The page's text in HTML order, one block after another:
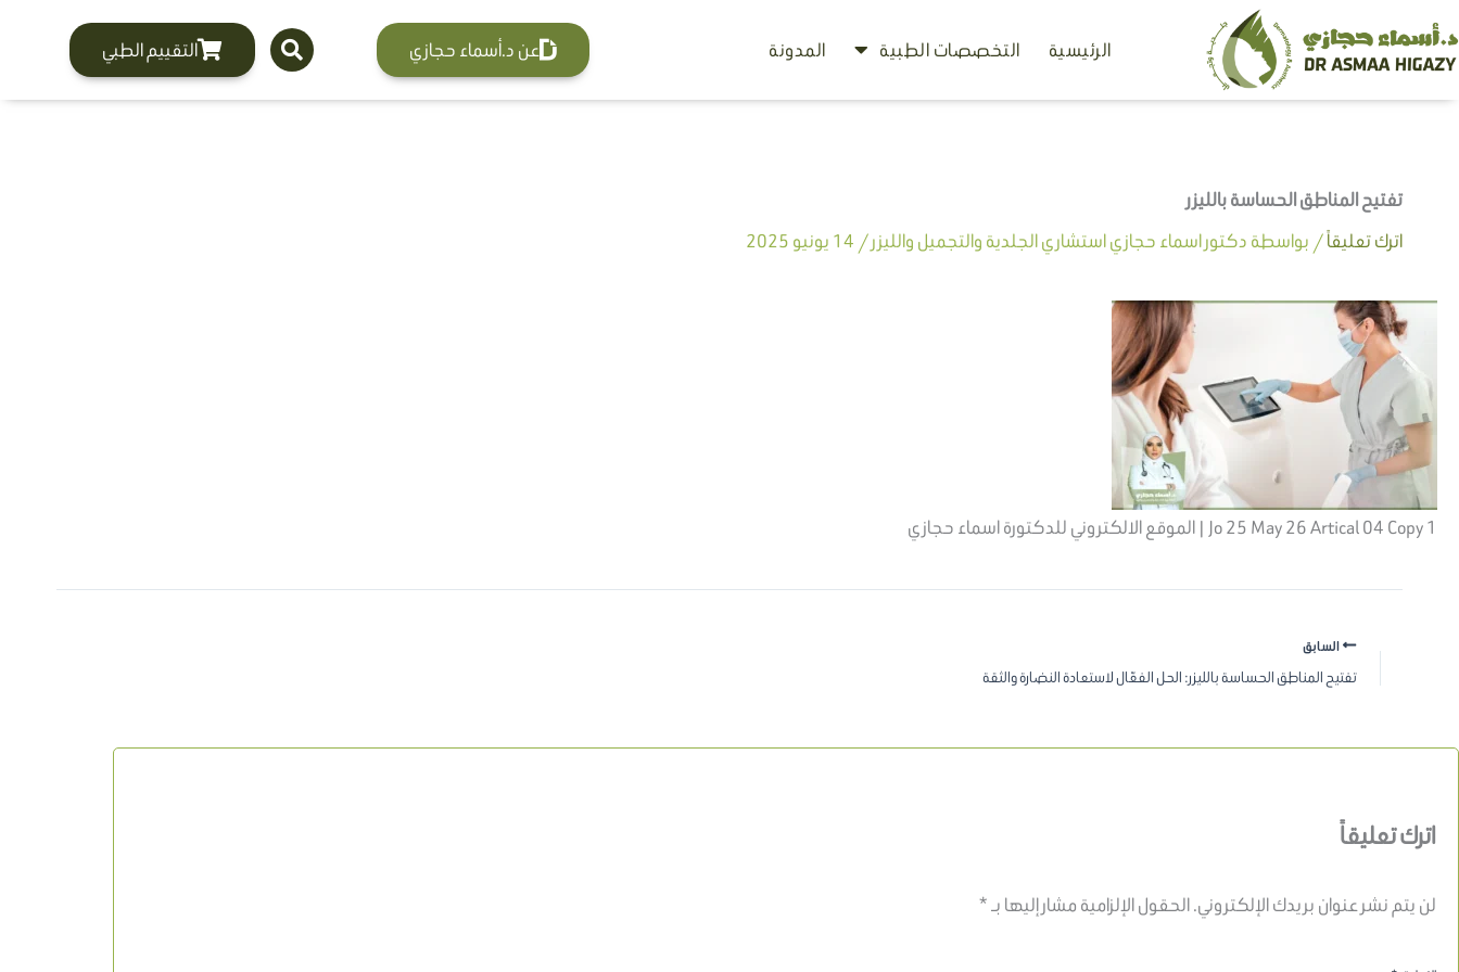
تخطي
إلى
الرئيسية التخصصات الطبية المدونة عن د.أسماء حجازي التقييم الطبي
تفتيح المناطق الحساسة بالليزر
اترك تعليقاً/ بواسطة دكتور اسماء حجازي استشاري الجلدية والتجميل والليزر/ 14 يونيو 2025
Jo 25 May 26 Artical 04 Copy 1 | الموقع الالكتروني للدكتورة اسماء حجازي
السابق
تفتيح المناطق الحساسة بالليزر: الحل الفعّال لاستعادة النضارة والثقة
اترك تعليقاً
لن يتم نشر عنوان بريدك الإلكتروني.الحقول الإلزامية مشار إليها بـ*